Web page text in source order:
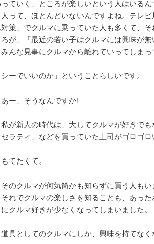
ていく」ところが楽しいという人はいる
って、ほとんどいないんですよね。テレ
策」でクルマに乗っていた人も多くて、そ
が、「最近の若い子はクルマには興味が
んな見事にクルマから離れていってしまっ
ーでいいのか」ということらしいです。
ー、そうなんですか!
が新人の時代は、大してクルマが好きでも
セラティ」などを買っていた上司がゴロゴロ
てたくて。
のクルマが何気筒かも知らずに買う人も
れでクルマの楽しさを知ることも、あった
クルマ好きが少なくなってしまいました。
具としてのクルマにしか、興味を持てなく